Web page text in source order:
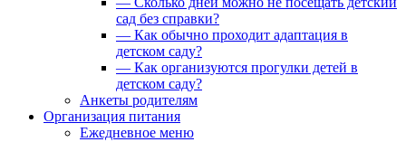
сад без справки?
— Как обычно проходит адаптация в
детском саду?
— Как организуются прогулки детей в
детском саду?
Анкеты родителям
Организация питания
Ежедневное меню